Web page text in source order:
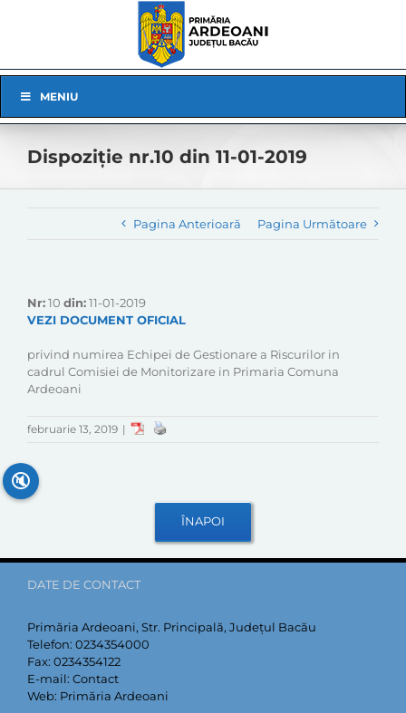
Navigation
MENIU
Dispoziție nr.10 din 11-01-2019
Pagina Anterioară Pagina Următoare
Nr:10 din:11-01-2019
VEZI DOCUMENT OFICIAL
privind numirea Echipei de Gestionare a Riscurilor in
cadrul Comisiei de Monitorizare in Primaria Comuna
Ardeoani
februarie 13, 2019 |
DATE DE CONTACT
Primăria Ardeoani, Str. Principală, Județul Bacău
Telefon: 0234354000
Fax: 0234354122
E-mail: Contact
Web: Primăria Ardeoani
🔇